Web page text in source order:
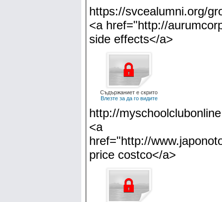
https://svcealumni.org/
<a href="http://
side effects</a>
Съдържаниет е скрито
Влезте за да го видите
http://
<a
href="http://
price costco</a>